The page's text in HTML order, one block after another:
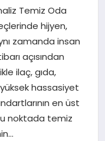
Temiz Oda
hijyen,
zamanda insan
açısından
ilaç, gıda,
hassasiyet
en üst
noktada temiz